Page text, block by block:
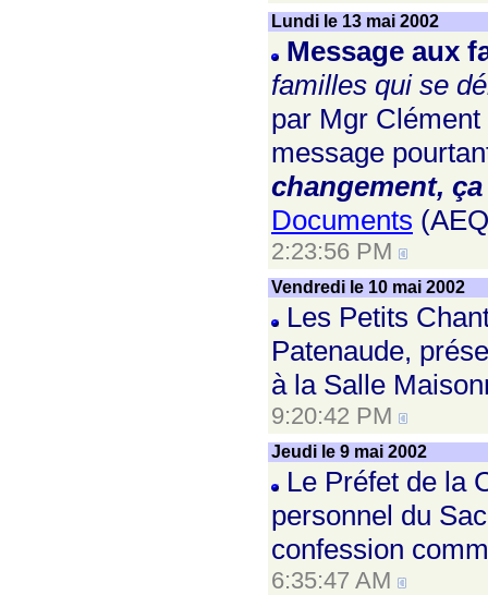
Lundi le 13 mai 2002
Message aux
familles qui se
par Mgr
message
changement,
Documents
2:23:56 PM
Vendredi le 10 mai 2002
Les Petits
Patenaude,
à la Salle
9:20:42 PM
Jeudi le 9 mai 2002
Le Préfet de la
personnel du
confession
6:35:47 AM